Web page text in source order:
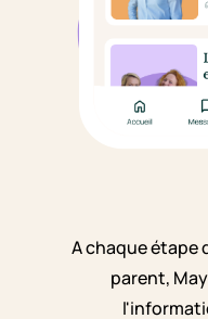
A chaque étape
parent,